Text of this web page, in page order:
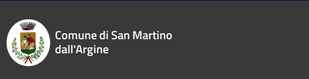
Comune di San Martino
dall'Argine